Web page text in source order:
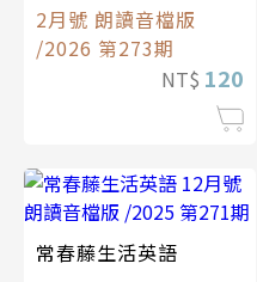
2月號 朗讀音檔版
/2026 第273期
NT$ 120
常春藤生活英語